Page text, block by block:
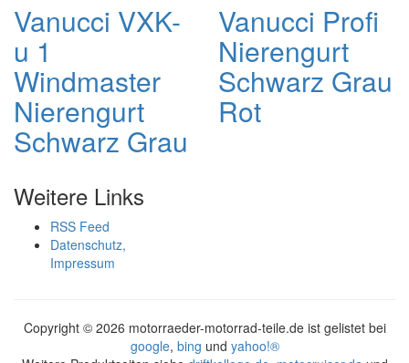
Vanucci VXK-
u 1
Windmaster
Nierengurt
Schwarz Grau
Vanucci Profi
Nierengurt
Schwarz Grau
Rot
Weitere Links
RSS Feed
Datenschutz,
Impressum
Copyright © 2026 motorraeder-motorrad-teile.de ist gelistet bei
google, bing und yahoo!®